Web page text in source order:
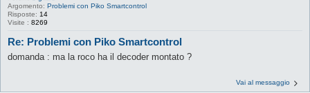
Argomento: Problemi con Piko Smartcontrol
Risposte: 14
Visite : 8269
Re: Problemi con Piko Smartcontrol
domanda : ma la roco ha il decoder montato ?
Vai al messaggio